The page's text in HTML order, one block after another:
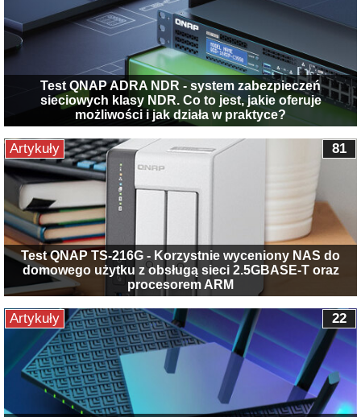
Test QNAP ADRA NDR - system zabezpieczeń
sieciowych klasy NDR. Co to jest, jakie oferuje
możliwości i jak działa w praktyce?
Test QNAP TS-216G - Korzystnie wyceniony NAS do
domowego użytku z obsługą sieci 2.5GBASE-T oraz
procesorem ARM
81
Artykuły
22
Artykuły